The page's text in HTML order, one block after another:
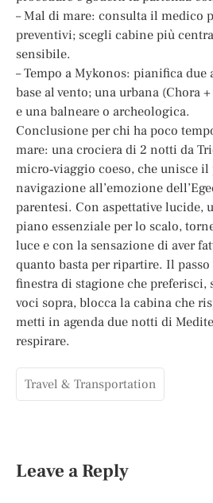
– Mal di mare: consulta il medico
preventivi; scegli cabine più
sensibile.
– Tempo a Mykonos: pianifica
base al vento; una urbana (Chora
e una balneare o archeologica.
Conclusione per chi ha poco
mare: una crociera di 2 notti da
micro‑viaggio coeso, che unisce
navigazione all’emozione
parentesi. Con aspettative lucide,
piano essenziale per lo scalo,
luce e con la sensazione di aver
quanto basta per ripartire. Il passo
finestra di stagione che preferisci,
voci sopra, blocca la cabina che
metti in agenda due notti di
respirare.
Travel & Transportation
Leave a Reply